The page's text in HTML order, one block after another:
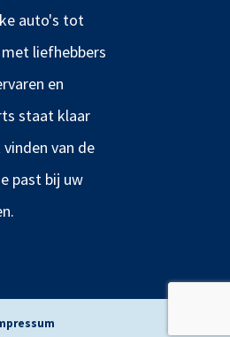
auto's tot
liefhebbers
en
staat klaar
van de
past bij uw
NL